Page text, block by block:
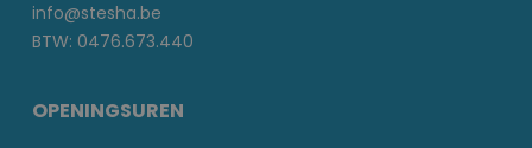
info@stesha.be
BTW: 0476.673.440
OPENINGSUREN